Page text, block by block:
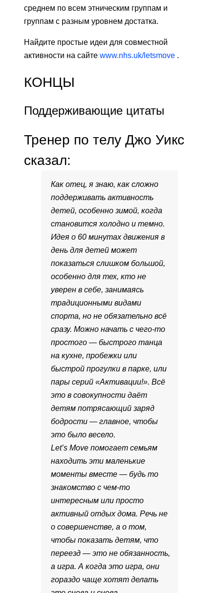
среднем по всем этническим группам и
группам с разным уровнем достатка.
Найдите простые идеи для совместной
активности на сайте www.nhs.uk/letsmove .
КОНЦЫ
Поддерживающие цитаты
Тренер по телу Джо Уикс
сказал:
Как отец, я знаю, как сложно
поддерживать активность
детей, особенно зимой, когда
становится холодно и темно.
Идея о 60 минутах движения в
день для детей может
показаться слишком большой,
особенно для тех, кто не
уверен в себе, занимаясь
традиционными видами
спорта, но не обязательно всё
сразу. Можно начать с чего-то
простого — быстрого танца
на кухне, пробежки или
быстрой прогулки в парке, или
пары серий «Активации!». Всё
это в совокупности даёт
детям потрясающий заряд
бодрости — главное, чтобы
это было весело.
Let’s Move помогает семьям
находить эти маленькие
моменты вместе — будь то
знакомство с чем-то
интересным или просто
активный отдых дома. Речь не
о совершенстве, а о том,
чтобы показать детям, что
переезд — это не обязанность,
а игра. А когда это игра, они
гораздо чаще хотят делать